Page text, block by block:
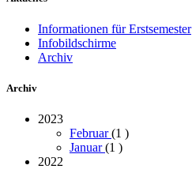
Informationen für Erstsemester
Infobildschirme
Archiv
Archiv
2023
Februar(1 )
Januar(1 )
2022